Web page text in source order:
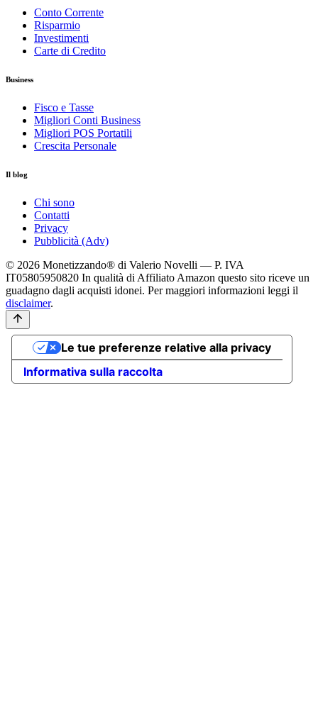
Conto Corrente
Risparmio
Investimenti
Carte di Credito
Business
Fisco e Tasse
Migliori Conti Business
Migliori POS Portatili
Crescita Personale
Il blog
Chi sono
Contatti
Privacy
Pubblicità (Adv)
© 2026 Monetizzando® di Valerio Novelli — P. IVA
IT05805950820 In qualità di Affiliato Amazon questo sito riceve un
guadagno dagli acquisti idonei. Per maggiori informazioni leggi il
disclaimer.
Informativa sulla raccolta
Le tue preferenze relative alla privacy